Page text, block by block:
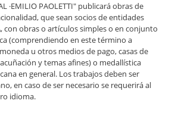
·EMILIO PAOLETTI" publicará obras de
que sean socios de entidades
con obras o artículos simples o en conjunto
(comprendiendo en este término a
u otros medios de pago, casas de
y temas afines) o medallística
en general. Los trabajos deben ser
en caso de ser necesario se requerirá al
idioma.